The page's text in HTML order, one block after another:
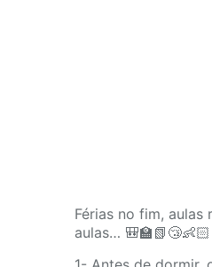
Férias no fim,
aulas… 🎒🏫📗😴👶🏻